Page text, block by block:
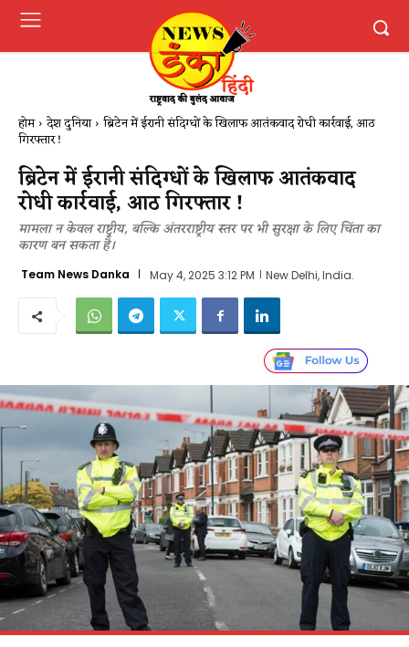
होम देश दुनिया ब्रिटेन में ईरानी संदिग्धों के खिलाफ आतंकवाद रोधी कार्रवाई, आठ
गिरफ्तार !
ब्रिटेन में ईरानी संदिग्धों के खिलाफ आतंकवाद
रोधी कार्रवाई, आठ गिरफ्तार !
मामला न केवल राष्ट्रीय, बल्कि अंतरराष्ट्रीय स्तर पर भी सुरक्षा के लिए चिंता का
कारण बन सकता है।
Team News Danka May 4, 2025 3:12 PM New Delhi, India.